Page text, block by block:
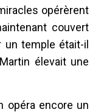
opérèrent
couvert
un temple était-il
élevait une
opéra encore un